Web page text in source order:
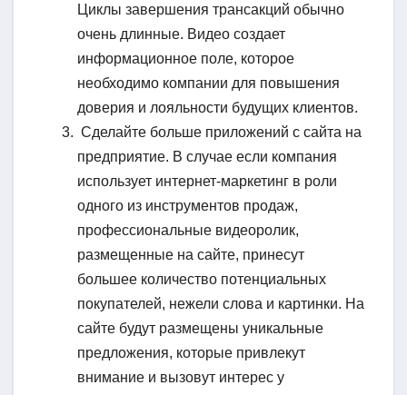
Циклы завершения трансакций обычно
очень длинные. Видео создает
информационное поле, которое
необходимо компании для повышения
доверия и лояльности будущих клиентов.
Сделайте больше приложений с сайта на
предприятие. В случае если компания
использует интернет-маркетинг в роли
одного из инструментов продаж,
профессиональные видеоролик,
размещенные на сайте, принесут
большее количество потенциальных
покупателей, нежели слова и картинки. На
сайте будут размещены уникальные
предложения, которые привлекут
внимание и вызовут интерес у